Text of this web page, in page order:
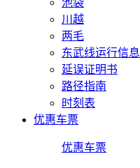
川越
两毛
东武线运行信息
延误证明书
路径指南
时刻表
优惠车票
优惠车票